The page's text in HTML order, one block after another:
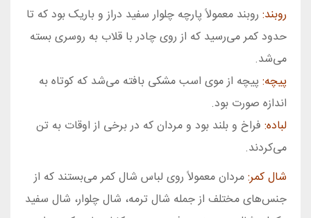
روبند: روبند معمولاً پارچه چلوار سفيد دراز و باريک بود كه تا
حدود كمر می‌رسيد كه از روی چادر با قلاب به روسری بسته
می‌شد.
پيچه: پيچه از موی اسب مشكی بافته می‌شد كه كوتاه به
اندازه صورت بود.
لباده: فراخ و بلند بود و مردان كه در برخی از اوقات به تن
می‌كردند.
شال كمر:مردان معمولاً روی لباس شال كمر می‌بستند كه از
جنس‌های مختلف از جمله شال ترمه، شال چلوار، شال سفيد